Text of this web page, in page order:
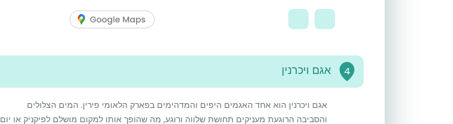
4 אגם ויכרנין
אגם ויכרנין הוא אחד האגמים היפים והמדהימים בפארק הלאומי פירין. המים הצלולים
והסביבה הרוגעת מעניקים תחושת שלווה ורוגע, מה שהופך אותו למקום מושלם לפיקניק או יום